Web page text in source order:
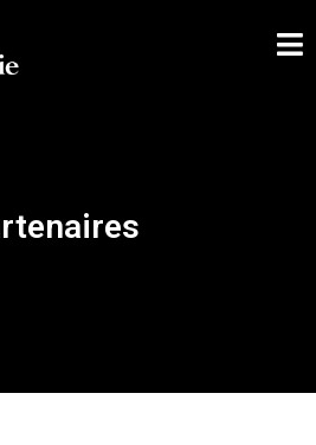
AMÉLIE